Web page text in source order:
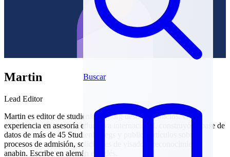
Buscar
Martin
Lead Editor
Martin es editor de studienkolleg.org desde sus inicios. Con
experiencia en asesoría educativa internacional, construyó la base de
datos de más de 45 Studienkollegs y publica artículos sobre
procesos de admisión, solicitudes de visado y reconocimiento
anabin. Escribe en alemán e inglés.